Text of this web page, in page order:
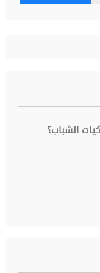
الشباب؟